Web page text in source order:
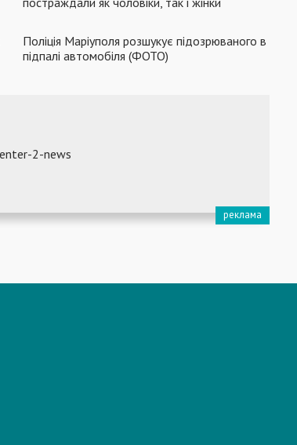
Поліція Маріуполя розшукує підозрюваного в
підпалі автомобіля (ФОТО)